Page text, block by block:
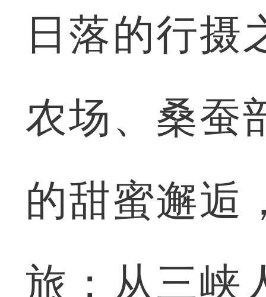
日落的行摄
农场、桑蚕
的甜蜜邂逅
旅；从三峡